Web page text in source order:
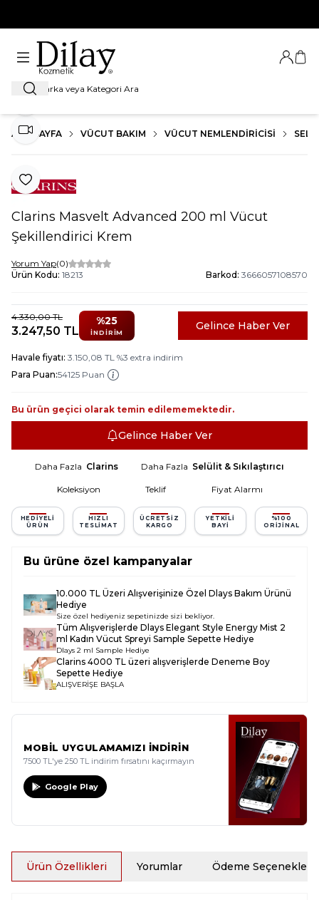
Ara
Giriş
ANA SAYFA VÜCUT BAKIM VÜCUT NEMLENDIRICISI
Favoriye Ekle
Video İzle
Clarins Masvelt Advanced 200 ml Vücut
Şekillendirici Krem
Yorum Yap(0)
Ürün Kodu: 18213 Barkod: 3666057108570
4.330,00TL
3.247,50 TL
%25
İNDIRIM
Gelince Haber Ver
Havale fiyatı: 3.150,08 TL %3 extra indirim
Para Puan:54125 Puan
Bu ürün geçici olarak temin edilememektedir.
Gelince Haber Ver
Daha Fazla Clarins Daha Fazla Selülit & Sıkılaştırıcı
Koleksiyon Teklif Fiyat Alarmı
HEDIYELI
ÜRÜN
HIZLI
TESLIMAT
ÜCRETSIZ
KARGO
YETKILI
BAYI
%100
ORIJINAL
Bu ürüne özel kampanyalar
10.000 TL Üzeri Alışverişinize Özel Dlays Bakım Ürünü
Hediye
Size özel hediyeniz sepetinizde sizi bekliyor.
Tüm Alışverişlerde Dlays Elegant Style Energy Mist 2
ml Kadın Vücut Spreyi Sample Sepette Hediye
Dlays 2 ml Sample Hediye
Clarins 4000 TL üzeri alışverişlerde Deneme Boy
Sepette Hediye
ALIŞVERİŞE BAŞLA
MOBİL UYGULAMAMIZI İNDİRİN
7500 TL'ye 250 TL indirim fırsatını kaçırmayın
Google Play
Ürün Özellikleri Yorumlar Ödeme Seçenekleri